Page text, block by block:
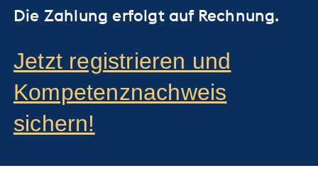
Die Zahlung erfolgt auf Rechnung.
Jetzt registrieren und
Kompetenznachweis
sichern!